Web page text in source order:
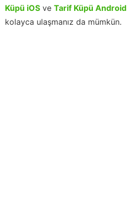
Küpü iOS ve Tarif Küpü Android
kolayca ulaşmanız da mümkün.